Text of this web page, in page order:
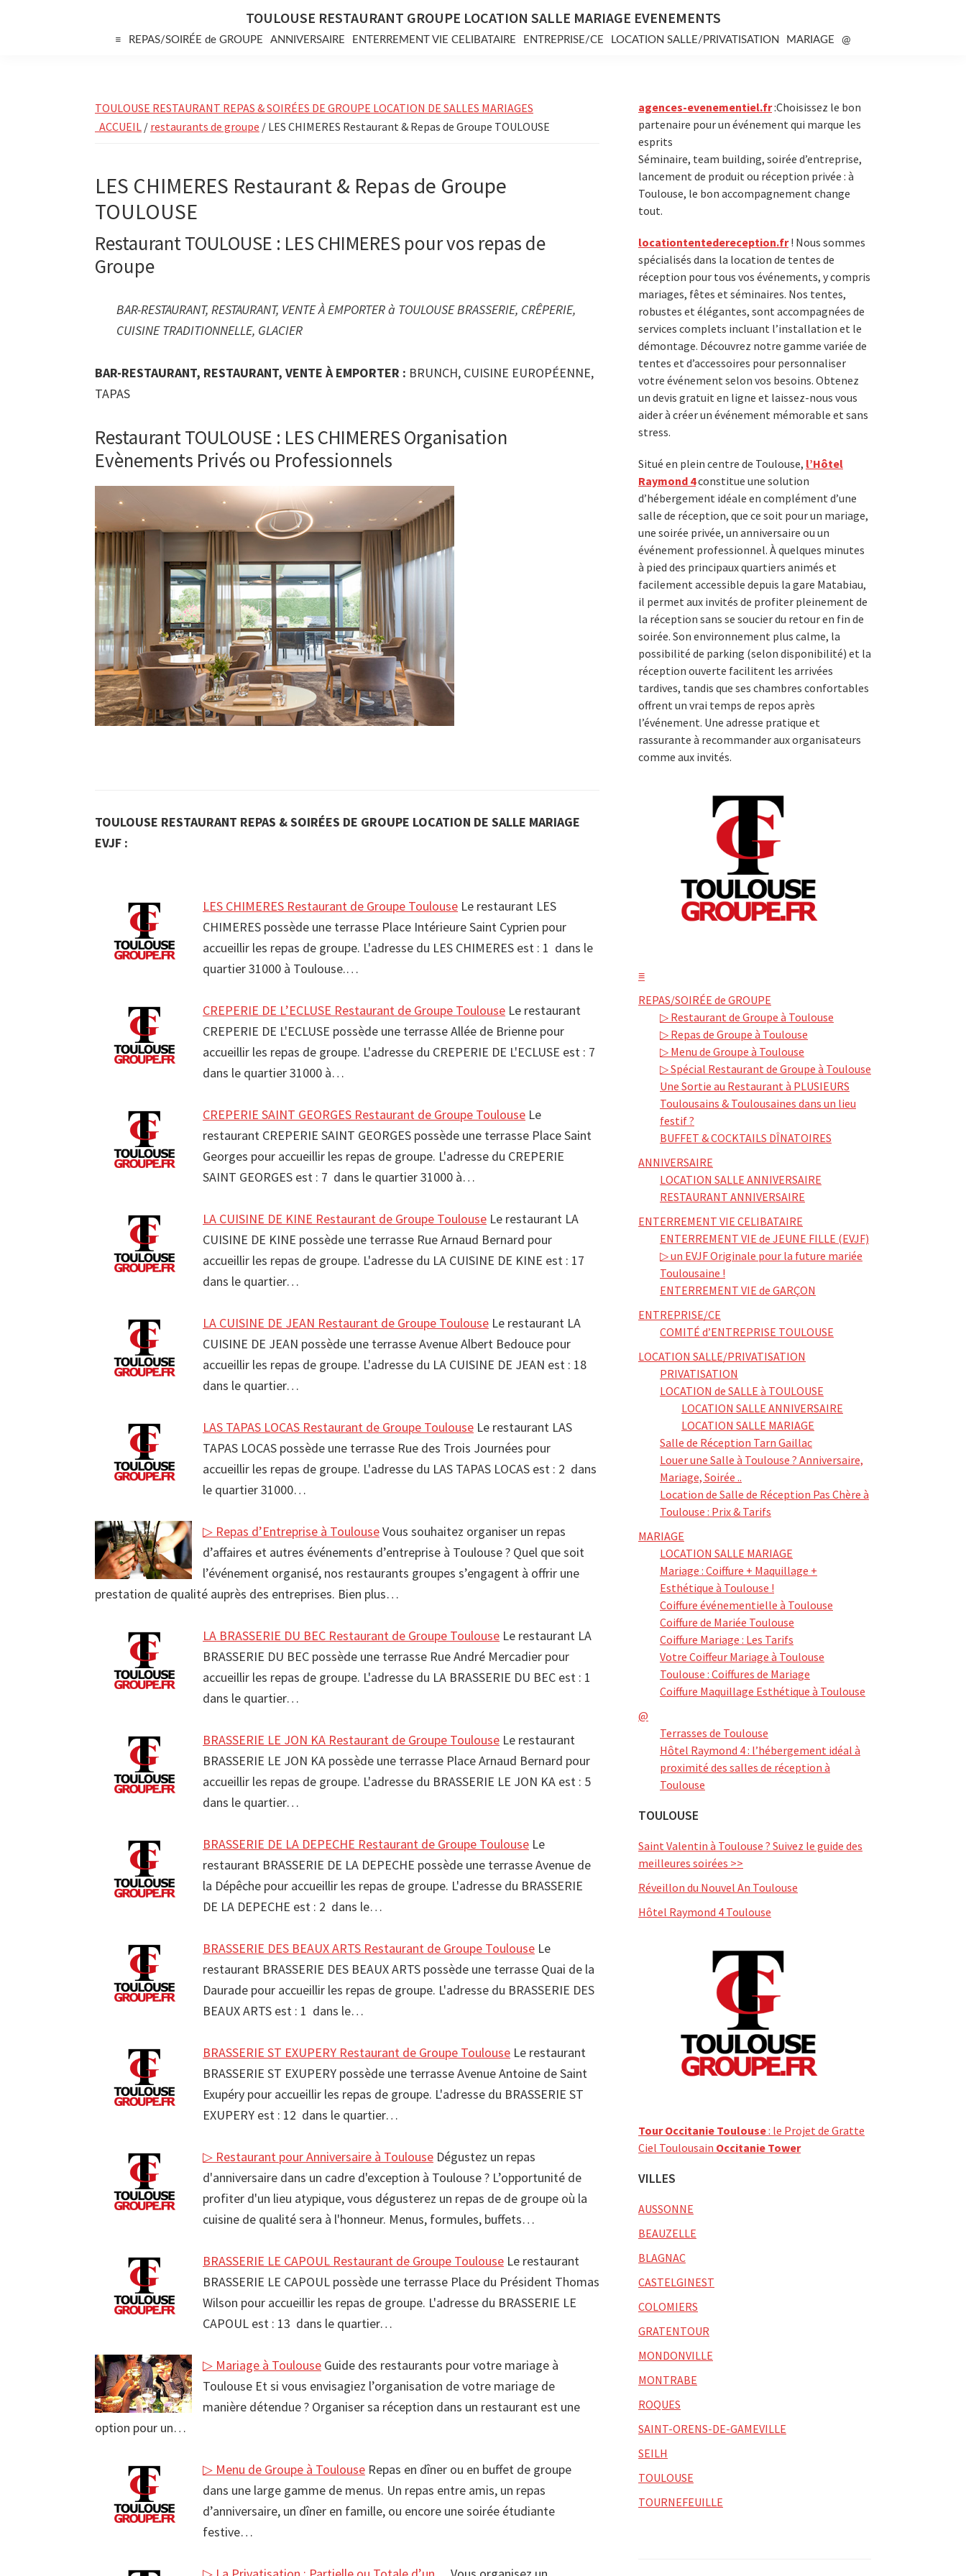
TOULOUSE RESTAURANT GROUPE LOCATION SALLE MARIAGE EVENEMENTS
≡ REPAS/SOIRÉE de GROUPE ANNIVERSAIRE ENTERREMENT VIE CELIBATAIRE ENTREPRISE/CE LOCATION SALLE/PRIVATISATION MARIAGE @
TOULOUSE RESTAURANT REPAS & SOIRÉES DE GROUPE LOCATION DE SALLES MARIAGES
ACCUEIL / restaurants de groupe / LES CHIMERES Restaurant & Repas de Groupe TOULOUSE
LES CHIMERES Restaurant & Repas de Groupe
TOULOUSE
Restaurant TOULOUSE : LES CHIMERES pour vos repas de
Groupe
BAR-RESTAURANT, RESTAURANT, VENTE À EMPORTER à TOULOUSE BRASSERIE, CRÊPERIE,
CUISINE TRADITIONNELLE, GLACIER
BAR-RESTAURANT, RESTAURANT, VENTE À EMPORTER : BRUNCH, CUISINE EUROPÉENNE,
TAPAS
Restaurant TOULOUSE : LES CHIMERES Organisation
Evènements Privés ou Professionnels
TOULOUSE RESTAURANT REPAS & SOIRÉES DE GROUPE LOCATION DE SALLE MARIAGE
EVJF :
LES CHIMERES Restaurant de Groupe Toulouse Le restaurant LES
CHIMERES possède une terrasse Place Intérieure Saint Cyprien pour
accueillir les repas de groupe. L'adresse du LES CHIMERES est : 1 dans le
quartier 31000 à Toulouse.…
CREPERIE DE L’ECLUSE Restaurant de Groupe Toulouse Le restaurant
CREPERIE DE L'ECLUSE possède une terrasse Allée de Brienne pour
accueillir les repas de groupe. L'adresse du CREPERIE DE L'ECLUSE est : 7
dans le quartier 31000 à…
CREPERIE SAINT GEORGES Restaurant de Groupe Toulouse Le
restaurant CREPERIE SAINT GEORGES possède une terrasse Place Saint
Georges pour accueillir les repas de groupe. L'adresse du CREPERIE
SAINT GEORGES est : 7 dans le quartier 31000 à…
LA CUISINE DE KINE Restaurant de Groupe Toulouse Le restaurant LA
CUISINE DE KINE possède une terrasse Rue Arnaud Bernard pour
accueillir les repas de groupe. L'adresse du LA CUISINE DE KINE est : 17
dans le quartier…
LA CUISINE DE JEAN Restaurant de Groupe Toulouse Le restaurant LA
CUISINE DE JEAN possède une terrasse Avenue Albert Bedouce pour
accueillir les repas de groupe. L'adresse du LA CUISINE DE JEAN est : 18
dans le quartier…
LAS TAPAS LOCAS Restaurant de Groupe Toulouse Le restaurant LAS
TAPAS LOCAS possède une terrasse Rue des Trois Journées pour
accueillir les repas de groupe. L'adresse du LAS TAPAS LOCAS est : 2 dans
le quartier 31000…
▷ Repas d’Entreprise à ToulouseVous souhaitez organiser un repas
d’affaires et autres événements d’entreprise à Toulouse ? Quel que soit
l’événement organisé, nos restaurants groupes s’engagent à offrir une
prestation de qualité auprès des entreprises. Bien plus…
LA BRASSERIE DU BEC Restaurant de Groupe Toulouse Le restaurant LA
BRASSERIE DU BEC possède une terrasse Rue André Mercadier pour
accueillir les repas de groupe. L'adresse du LA BRASSERIE DU BEC est : 1
dans le quartier…
BRASSERIE LE JON KA Restaurant de Groupe Toulouse Le restaurant
BRASSERIE LE JON KA possède une terrasse Place Arnaud Bernard pour
accueillir les repas de groupe. L'adresse du BRASSERIE LE JON KA est : 5
dans le quartier…
BRASSERIE DE LA DEPECHE Restaurant de Groupe Toulouse Le
restaurant BRASSERIE DE LA DEPECHE possède une terrasse Avenue de
la Dépêche pour accueillir les repas de groupe. L'adresse du BRASSERIE
DE LA DEPECHE est : 2 dans le…
BRASSERIE DES BEAUX ARTS Restaurant de Groupe Toulouse Le
restaurant BRASSERIE DES BEAUX ARTS possède une terrasse Quai de la
Daurade pour accueillir les repas de groupe. L'adresse du BRASSERIE DES
BEAUX ARTS est : 1 dans le…
BRASSERIE ST EXUPERY Restaurant de Groupe Toulouse Le restaurant
BRASSERIE ST EXUPERY possède une terrasse Avenue Antoine de Saint
Exupéry pour accueillir les repas de groupe. L'adresse du BRASSERIE ST
EXUPERY est : 12 dans le quartier…
▷ Restaurant pour Anniversaire à Toulouse Dégustez un repas
d'anniversaire dans un cadre d'exception à Toulouse ? L’opportunité de
profiter d'un lieu atypique, vous dégusterez un repas de de groupe où la
cuisine de qualité sera à l'honneur. Menus, formules, buffets…
BRASSERIE LE CAPOUL Restaurant de Groupe Toulouse Le restaurant
BRASSERIE LE CAPOUL possède une terrasse Place du Président Thomas
Wilson pour accueillir les repas de groupe. L'adresse du BRASSERIE LE
CAPOUL est : 13 dans le quartier…
▷ Mariage à Toulouse Guide des restaurants pour votre mariage à
Toulouse Et si vous envisagiez l’organisation de votre mariage de
manière détendue ? Organiser sa réception dans un restaurant est une
option pour un…
▷ Menu de Groupe à Toulouse Repas en dîner ou en buffet de groupe
dans une large gamme de menus. Un repas entre amis, un repas
d’anniversaire, un dîner en famille, ou encore une soirée étudiante
festive…
Primary
Sidebar
agences-evenementiel.fr:Choisissez le bon
partenaire pour un événement qui marque les
esprits
Séminaire, team building, soirée d’entreprise,
lancement de produit ou réception privée : à
Toulouse, le bon accompagnement change
tout.
locationtentedereception.fr! Nous sommes
spécialisés dans la location de tentes de
réception pour tous vos événements, y compris
mariages, fêtes et séminaires. Nos tentes,
robustes et élégantes, sont accompagnées de
services complets incluant l’installation et le
démontage. Découvrez notre gamme variée de
tentes et d’accessoires pour personnaliser
votre événement selon vos besoins. Obtenez
un devis gratuit en ligne et laissez-nous vous
aider à créer un événement mémorable et sans
stress.
Situé en plein centre de Toulouse, l’Hôtel
Raymond 4constitue une solution
d’hébergement idéale en complément d’une
salle de réception, que ce soit pour un mariage,
une soirée privée, un anniversaire ou un
événement professionnel. À quelques minutes
à pied des principaux quartiers animés et
facilement accessible depuis la gare Matabiau,
il permet aux invités de profiter pleinement de
la réception sans se soucier du retour en fin de
soirée. Son environnement plus calme, la
possibilité de parking (selon disponibilité) et la
réception ouverte facilitent les arrivées
tardives, tandis que ses chambres confortables
offrent un vrai temps de repos après
l’événement. Une adresse pratique et
rassurante à recommander aux organisateurs
comme aux invités.
≡
REPAS/SOIRÉE de GROUPE
▷ Restaurant de Groupe à Toulouse
▷ Repas de Groupe à Toulouse
▷ Menu de Groupe à Toulouse
▷ Spécial Restaurant de Groupe à Toulouse
Une Sortie au Restaurant à PLUSIEURS
Toulousains & Toulousaines dans un lieu
festif ?
BUFFET & COCKTAILS DÎNATOIRES
ANNIVERSAIRE
LOCATION SALLE ANNIVERSAIRE
RESTAURANT ANNIVERSAIRE
ENTERREMENT VIE CELIBATAIRE
ENTERREMENT VIE de JEUNE FILLE (EVJF)
▷ un EVJF Originale pour la future mariée
Toulousaine !
ENTERREMENT VIE de GARÇON
ENTREPRISE/CE
COMITÉ d’ENTREPRISE TOULOUSE
LOCATION SALLE/PRIVATISATION
PRIVATISATION
LOCATION de SALLE à TOULOUSE
LOCATION SALLE ANNIVERSAIRE
LOCATION SALLE MARIAGE
Salle de Réception Tarn Gaillac
Louer une Salle à Toulouse ? Anniversaire,
Mariage, Soirée ..
Location de Salle de Réception Pas Chère à
Toulouse : Prix & Tarifs
MARIAGE
LOCATION SALLE MARIAGE
Mariage : Coiffure + Maquillage +
Esthétique à Toulouse !
Coiffure événementielle à Toulouse
Coiffure de Mariée Toulouse
Coiffure Mariage : Les Tarifs
Votre Coiffeur Mariage à Toulouse
Toulouse : Coiffures de Mariage
Coiffure Maquillage Esthétique à Toulouse
@
Terrasses de Toulouse
Hôtel Raymond 4 : l’hébergement idéal à
proximité des salles de réception à
Toulouse
TOULOUSE
Saint Valentin à Toulouse ? Suivez le guide des
meilleures soirées >>
Réveillon du Nouvel An Toulouse
Hôtel Raymond 4 Toulouse
Tour Occitanie Toulouse: le Projet de Gratte
Ciel Toulousain Occitanie Tower
VILLES
AUSSONNE
BEAUZELLE
BLAGNAC
CASTELGINEST
COLOMIERS
GRATENTOUR
MONDONVILLE
MONTRABE
ROQUES
SAINT-ORENS-DE-GAMEVILLE
SEILH
TOULOUSE
TOURNEFEUILLE